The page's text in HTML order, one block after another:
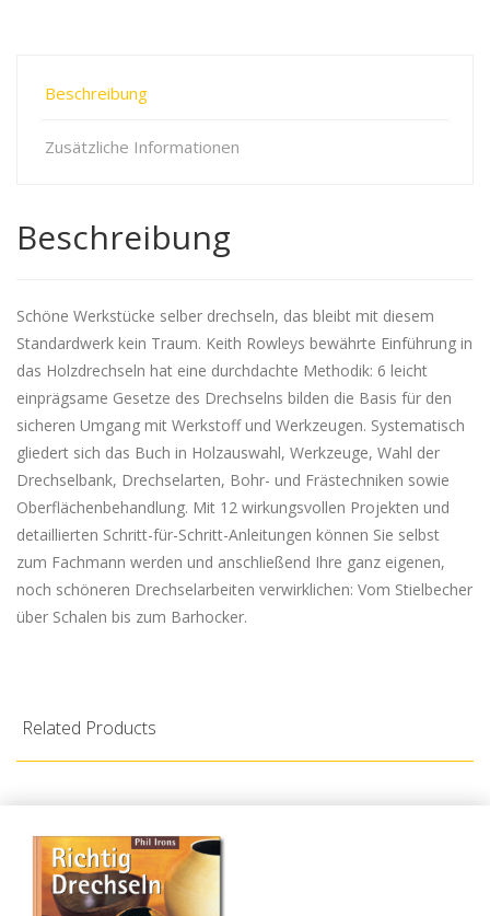
Beschreibung
Zusätzliche Informationen
Beschreibung
Schöne Werkstücke selber drechseln, das bleibt mit diesem
Standardwerk kein Traum. Keith Rowleys bewährte Einführung in
das Holzdrechseln hat eine durchdachte Methodik: 6 leicht
einprägsame Gesetze des Drechselns bilden die Basis für den
sicheren Umgang mit Werkstoff und Werkzeugen. Systematisch
gliedert sich das Buch in Holzauswahl, Werkzeuge, Wahl der
Drechselbank, Drechselarten, Bohr- und Frästechniken sowie
Oberflächenbehandlung. Mit 12 wirkungsvollen Projekten und
detaillierten Schritt-für-Schritt-Anleitungen können Sie selbst
zum Fachmann werden und anschließend Ihre ganz eigenen,
noch schöneren Drechselarbeiten verwirklichen: Vom Stielbecher
über Schalen bis zum Barhocker.
Related Products